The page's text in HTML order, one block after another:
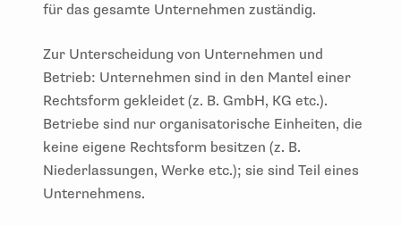
für das gesamte Unternehmen zuständig.
Zur Unterscheidung von Unternehmen und
Betrieb: Unternehmen sind in den Mantel einer
Rechtsform gekleidet (z. B. GmbH, KG etc.).
Betriebe sind nur organisatorische Einheiten, die
keine eigene Rechtsform besitzen (z. B.
Niederlassungen, Werke etc.); sie sind Teil eines
Unternehmens.